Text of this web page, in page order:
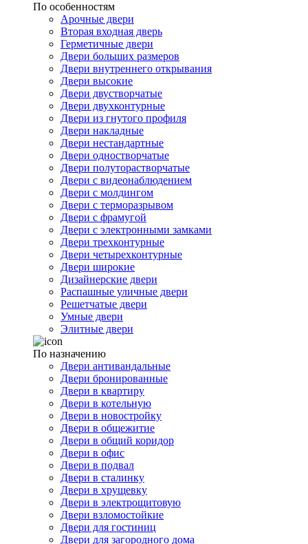
По особенностям
Арочные двери
Вторая входная дверь
Герметичные двери
Двери больших размеров
Двери внутреннего открывания
Двери высокие
Двери двустворчатые
Двери двухконтурные
Двери из гнутого профиля
Двери накладные
Двери нестандартные
Двери одностворчатые
Двери полуторастворчатые
Двери с видеонаблюдением
Двери с молдингом
Двери с терморазрывом
Двери с фрамугой
Двери с электронными замками
Двери трехконтурные
Двери четырехконтурные
Двери широкие
Дизайнерские двери
Распашные уличные двери
Решетчатые двери
Умные двери
Элитные двери
По назначению
Двери антивандальные
Двери бронированные
Двери в квартиру
Двери в котельную
Двери в новостройку
Двери в общежитие
Двери в общий коридор
Двери в офис
Двери в подвал
Двери в сталинку
Двери в хрущевку
Двери в электрощитовую
Двери взломостойкие
Двери для гостиниц
Двери для загородного дома